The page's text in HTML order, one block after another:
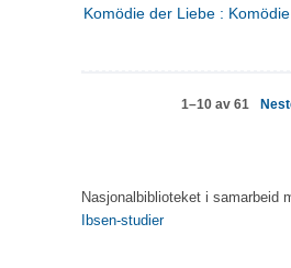
Komödie der Liebe :
1–10 av 61
Nasjonalbiblioteket i samarbeid
Ibsen-studier